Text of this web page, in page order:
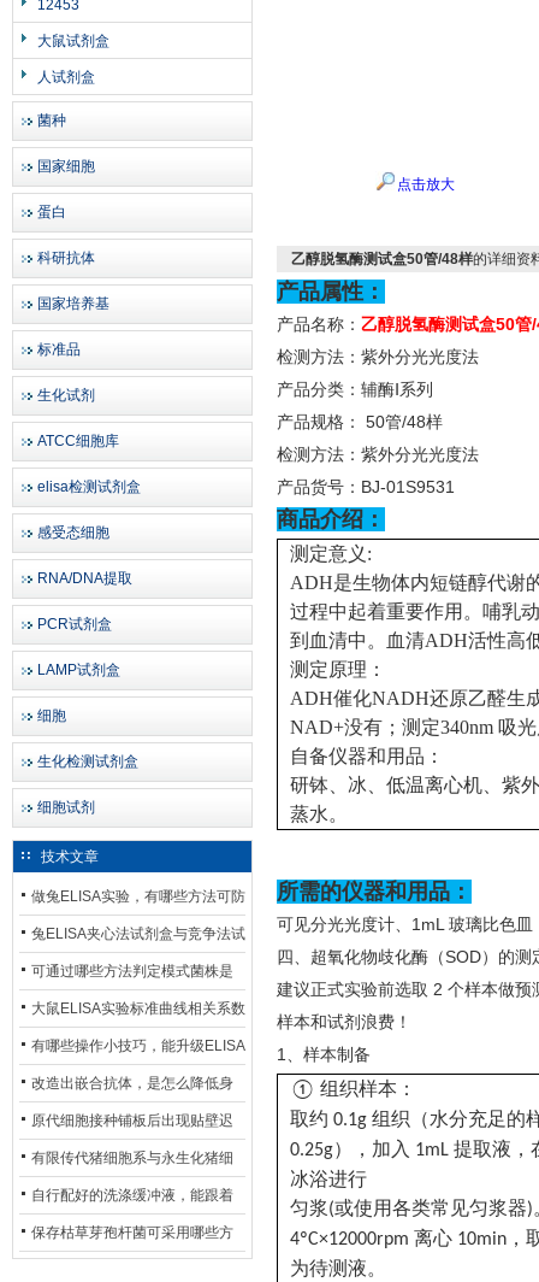
12453
大鼠试剂盒
人试剂盒
菌种
国家细胞
蛋白
科研抗体
国家培养基
标准品
生化试剂
ATCC细胞库
elisa检测试剂盒
感受态细胞
RNA/DNA提取
PCR试剂盒
LAMP试剂盒
细胞
生化检测试剂盒
细胞试剂
技术文章
做兔ELISA实验，有哪些方法可防
止平台效应发生？
兔ELISA夹心法试剂盒与竞争法试
剂盒，适用检测场景存在哪些差
异？
可通过哪些方法判定模式菌株是
否存在杂菌污染？
大鼠ELISA实验标准曲线相关系数
偏低，可从哪些维度开展问题排
查？
有哪些操作小技巧，能升级ELISA
的LOD与LOQ性能？
改造出嵌合抗体，是怎么降低身
体生成抗鼠抗体（HAMA）的？
原代细胞接种铺板后出现贴壁迟
缓、悬浮细胞数量偏多的现象的
主要诱因
有限传代猪细胞系与永生化猪细
胞系，二者在增殖存活周期上有
什么区别？
自行配好的洗涤缓冲液，能跟着
试剂盒原装干粉放一处储存吗？
保存枯草芽孢杆菌可采用哪些方
点击放大
乙醇脱氢酶测试盒50管/48样的详细资
产品属性：
产品名称： 乙醇脱氢酶测试盒50管
检测方法：紫外分光光度法
产品分类：辅酶Ⅰ系列
产品规格：
50管/48样
检测方法：紫外分光光度法
产品货号： BJ-01S9531
商品介绍：
测定意义:
ADH是生物体内短链醇代谢
过程中起着重要作用。哺乳
到血清中。血清ADH活性高
测定原理：
ADH催化NADH还原乙醛生
NAD+没有；测定340nm 吸
自备仪器和用品：
研钵、冰、低温离心机、紫
蒸水。
所需的仪器和用品：
可见分光光度计、 1mL 玻璃比色
四、超氧化物歧化酶（SOD）的测
建议正式实验前选取 2 个样本做预
样本和试剂浪费！
1、样本制备
① 组织样本：
取约 0.1g 组织（水分充足的
0.25g），加入 1mL 提取液，
冰浴进行
匀浆(或使用各类常见匀浆器)
4ºC×12000rpm 离心 10min ，
为待测液。